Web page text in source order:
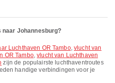
naar Johannesburg?
Luchthaven OR Tambo, vlucht van
OR Tambo,vlucht van Luchthaven
zijn de populairste luchthaventroutes
handige verbindingen voor je